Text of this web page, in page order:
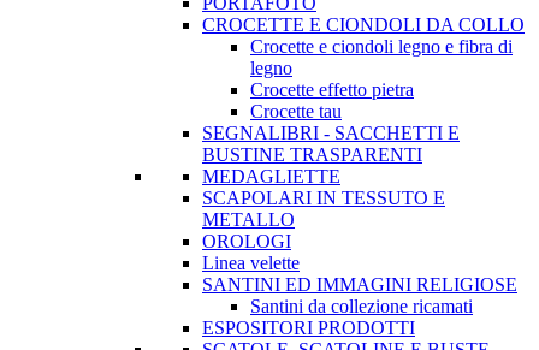
CROCETTE E CIONDOLI DA COLLO
Crocette e ciondoli legno e fibra di
legno
Crocette effetto pietra
Crocette tau
SEGNALIBRI - SACCHETTI E
BUSTINE TRASPARENTI
MEDAGLIETTE
SCAPOLARI IN TESSUTO E
METALLO
OROLOGI
Linea velette
SANTINI ED IMMAGINI RELIGIOSE
Santini da collezione ricamati
ESPOSITORI PRODOTTI